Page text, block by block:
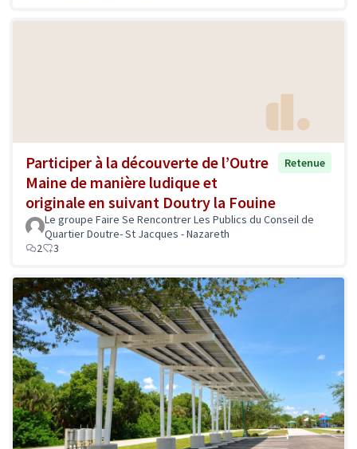
Participer à la découverte de l’Outre
Maine de manière ludique et
originale en suivant Doutry la Fouine
Retenue
Le groupe Faire Se Rencontrer Les Publics du Conseil de
Quartier Doutre- St Jacques - Nazareth
2
3